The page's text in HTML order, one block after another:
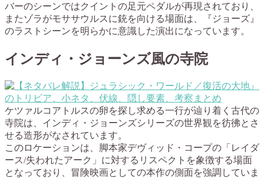
バーのシーンではクイントの足元ペダルが再現されており、
またゾラがモササウルスに銃を向ける場面は、『ジョーズ』
のラストシーンを明らかに意識した演出になっています。
インディ・ジョーンズ風の寺院
ケツァルコアトルスの卵を探し求める一行が辿り着く古代の
寺院は、インディ・ジョーンズシリーズの世界観を彷彿とさ
せる造形がなされています。
このロケーションは、脚本家デヴィッド・コープの「レイダ
ース/失われたアーク」に対するリスペクトを象徴する場面
となっており、冒険映画としての本作の側面を強調していま